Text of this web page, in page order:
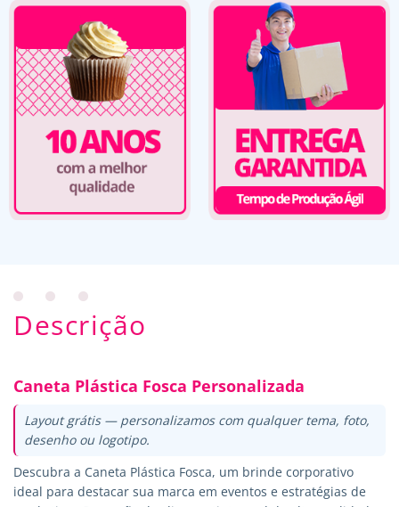
Descrição
Caneta Plástica Fosca Personalizada
Layout grátis — personalizamos com qualquer tema, foto,
desenho ou logotipo.
Descubra a Caneta Plástica Fosca, um brinde corporativo
ideal para destacar sua marca em eventos e estratégias de